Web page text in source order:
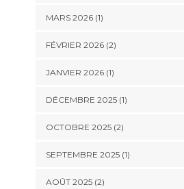
MARS 2026(1)
FÉVRIER 2026(2)
JANVIER 2026(1)
DÉCEMBRE 2025(1)
OCTOBRE 2025(2)
SEPTEMBRE 2025(1)
AOÛT 2025(2)